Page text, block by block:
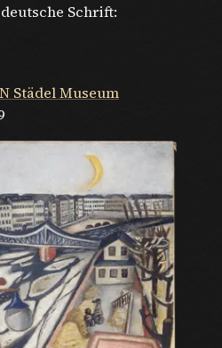
Schrift:
Städel Museum